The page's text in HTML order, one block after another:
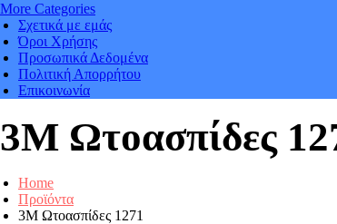
More Categories
Σχετικά με εμάς
Όροι Χρήσης
Προσωπικά Δεδομένα
Πολιτική Απορρήτου
Επικοινωνία
3M Ωτοασπίδες
Home
Προϊόντα
3M Ωτοασπίδες 1271